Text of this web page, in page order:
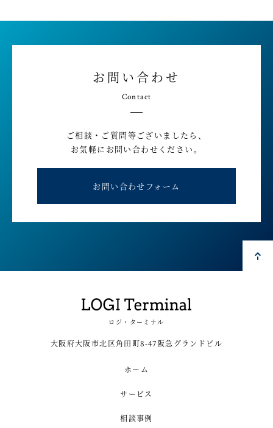
お問い合わせ
Contact
ご相談・ご質問等ございましたら、
お気軽にお問い合わせください。
お問い合わせフォーム
ロジ・ターミナル
大阪府大阪市北区角田町8-47阪急グランドビル
ホーム
サービス
相談事例